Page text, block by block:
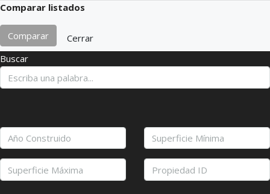
Comparar listados
Comparar
Cerrar
Buscar